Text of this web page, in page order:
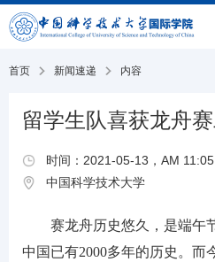
主
页
|
交
|
书
馆
|
接
首页 新闻速递 内容
留学生队喜获龙舟
时间：2021-05-13，AM 11:05
中国科学技术大学
赛龙舟历史悠久，是端午
中国已有2000多年的历史。而